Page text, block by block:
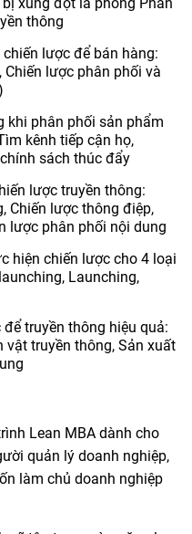
thông
lược để bán hàng:
lược phân phối và
khi phân phối sản phẩm
kênh tiếp cận họ,
sách thúc đẩy
lược truyền thông:
Chiến lược thông điệp,
lược phân phối nội dung
hiện chiến lược cho 4 loại
Launching,
truyền thông hiệu quả:
vật truyền thông, Sản xuất
Lean MBA dành cho
quản lý doanh nghiệp,
làm chủ doanh nghiệp